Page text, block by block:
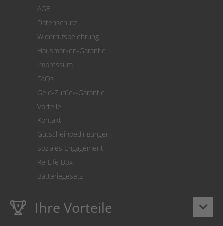
Cookie Einstellungen
AGB
Datenschutz
Widerrufsbelehrung
Hausmarken-Garantie
Impressum
FAQs
Geld-Zurück-Garantie
Vorteile
Kontakt
Gutscheinbedingungen
Soziales Engagement
Re-Life Box
Batteriegesetz
keyboard_arrow_down
Ihre Vorteile